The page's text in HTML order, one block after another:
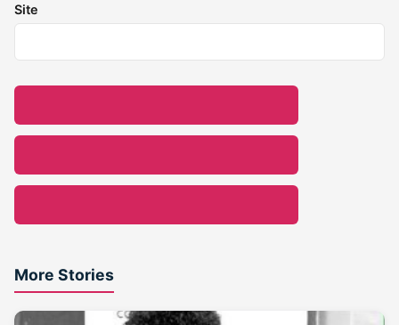
Site
More Stories
2 min read